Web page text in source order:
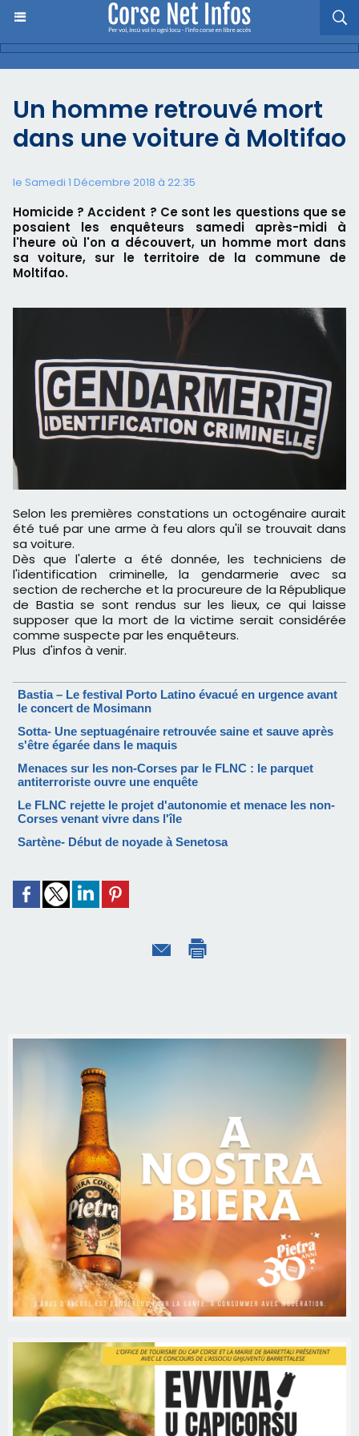
Un homme retrouvé mort
dans une voiture à Moltifao
le Samedi 1 Décembre 2018 à 22:35
Homicide ? Accident ? Ce sont les questions que se
posaient les enquêteurs samedi après-midi à
l'heure où l'on a découvert, un homme mort dans
sa voiture, sur le territoire de la commune de
Moltifao.
Selon les premières constations un octogénaire aurait
été tué par une arme à feu alors qu'il se trouvait dans
sa voiture.
Dès que l'alerte a été donnée, les techniciens de
l'identification criminelle, la gendarmerie avec sa
section de recherche et la procureure de la République
de Bastia se sont rendus sur les lieux, ce qui laisse
supposer que la mort de la victime serait considérée
comme suspecte par les enquêteurs.
Plus d'infos à venir.
Bastia – Le festival Porto Latino évacué en urgence avant
le concert de Mosimann
Sotta- Une septuagénaire retrouvée saine et sauve après
s'être égarée dans le maquis
Menaces sur les non-Corses par le FLNC : le parquet
antiterroriste ouvre une enquête
Le FLNC rejette le projet d'autonomie et menace les non-
Corses venant vivre dans l'île
Sartène- Début de noyade à Senetosa